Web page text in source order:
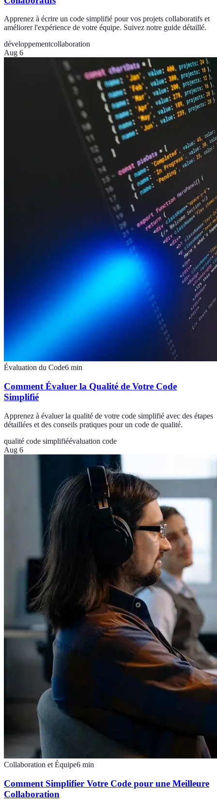
Apprenez à écrire un code simplifié pour vos projets collaboratifs et
améliorer l'expérience de votre équipe. Suivez notre guide détaillé.
développementcollaboration
Aug 6
Évaluation du Code6 min
Comment Évaluer la Qualité de Votre Code
Simplifié
Apprenez à évaluer la qualité de votre code simplifié avec des étapes
détaillées et des conseils pratiques pour un code de qualité.
qualité code simplifiéévaluation code
Aug 6
Collaboration et Équipe6 min
Comment Simplifier Votre Code pour une Meilleure
Collaboration